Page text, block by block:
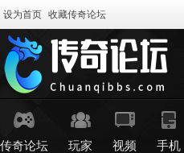
设为首页 收藏传奇论坛
传奇论坛 玩家 视频 手机